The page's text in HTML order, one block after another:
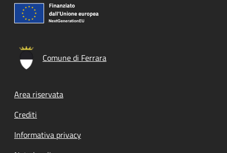
Comune di Ferrara
Footer menu
Area riservata
Crediti
Informativa privacy